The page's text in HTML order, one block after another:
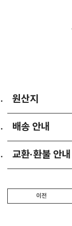
원산지
배송 안내
교환·환불 안내
이전